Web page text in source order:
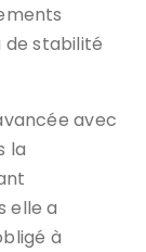
stabilité
avec
la
elle a
à